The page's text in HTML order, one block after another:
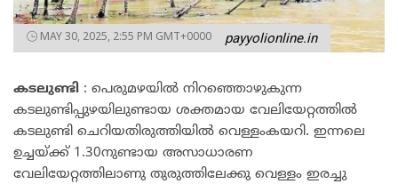
MAY 30, 2025, 2:55 PM GMT+0000 payyolionline.in
കടലുണ്ടി : പെരുമഴയിൽ നിറഞ്ഞൊഴുകുന്ന
കടലുണ്ടിപ്പുഴയിലുണ്ടായ ശക്തമായ വേലിയേറ്റത്തിൽ
കടലുണ്ടി ചെറിയതിരുത്തിയിൽ വെള്ളംകയറി. ഇന്നലെ
ഉച്ചയ്ക്ക് 1.30നുണ്ടായ അസാധാരണ
വേലിയേറ്റത്തിലാണു തുരുത്തിലേക്കു വെള്ളം ഇരച്ചു